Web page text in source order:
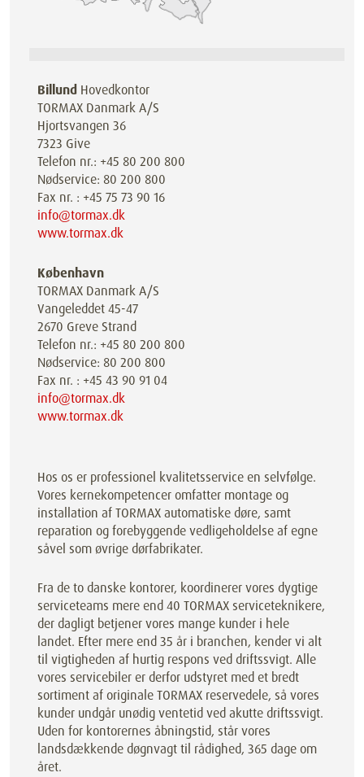
Billund Hovedkontor
TORMAX Danmark A/S
Hjortsvangen 36
7323 Give
Telefon nr.: +45 80 200 800
Nødservice: 80 200 800
Fax nr. : +45 75 73 90 16
info@tormax.dk
www.tormax.dk
København
TORMAX Danmark A/S
Vangeleddet 45-47
2670 Greve Strand
Telefon nr.: +45 80 200 800
Nødservice: 80 200 800
Fax nr. : +45 43 90 91 04
info@tormax.dk
www.tormax.dk
Hos os er professionel kvalitetsservice en selvfølge.
Vores kernekompetencer omfatter montage og
installation af TORMAX automatiske døre, samt
reparation og forebyggende vedligeholdelse af egne
såvel som øvrige dørfabrikater.
Fra de to danske kontorer, koordinerer vores dygtige
serviceteams mere end 40 TORMAX serviceteknikere,
der dagligt betjener vores mange kunder i hele
landet. Efter mere end 35 år i branchen, kender vi alt
til vigtigheden af hurtig respons ved driftssvigt. Alle
vores servicebiler er derfor udstyret med et bredt
sortiment af originale TORMAX reservedele, så vores
kunder undgår unødig ventetid ved akutte driftssvigt.
Uden for kontorernes åbningstid, står vores
landsdækkende døgnvagt til rådighed, 365 dage om
året.